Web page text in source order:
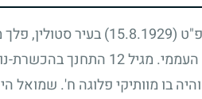
(15.8.1929) בעיר סטולין,
מגיל12 התחנך בהכשרת-
בו מוותיקי פלוגה ח'. שמואל